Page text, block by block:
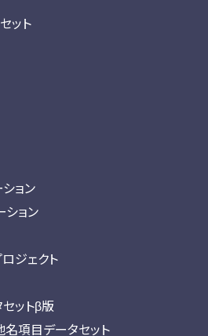
ット
ョン
ション
ジェクト
ットβ版
名項目データセット